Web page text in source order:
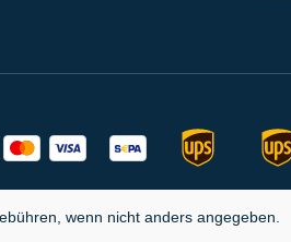
wenn nicht anders angegeben.